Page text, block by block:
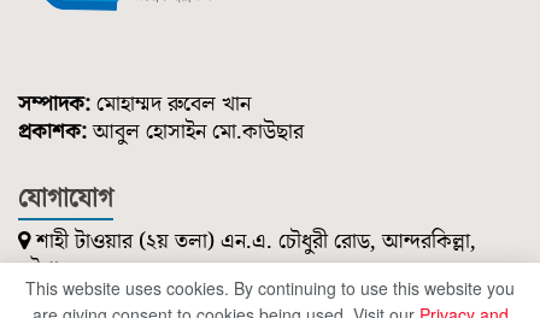
সম্পাদক: মোহাম্মদ রুবেল খান
প্রকাশক:আবুল হোসাইন মো.কাউছার
যোগাযোগ
শাহী টাওয়ার (২য় তলা) এন.এ. চৌধুরী রোড, আন্দরকিল্লা,
চট্টগ্রাম।
০১৮৫১ ২১৪ ৭৪৭
This website uses cookies. By continuing to use this website you